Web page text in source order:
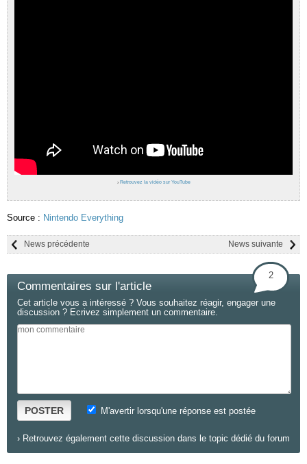
› Retrouvez la vidéo sur YouTube
Source : Nintendo Everything
News suivante
News précédente
Commentaires sur l'article
2
Cet article vous a intéressé ? Vous souhaitez réagir, engager une
discussion ? Ecrivez simplement un commentaire.
POSTER M'avertir lorsqu'une réponse est postée
› Retrouvez également cette discussion dans le topic dédié du forum